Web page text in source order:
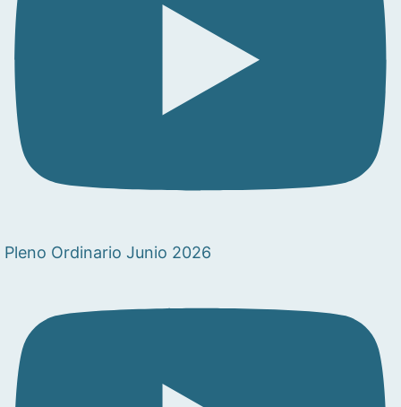
Pleno Ordinario Junio 2026